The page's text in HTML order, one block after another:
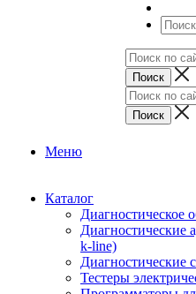
Меню
Каталог
Диагностическое
Диагностические
k-line)
Диагностические
Тестеры